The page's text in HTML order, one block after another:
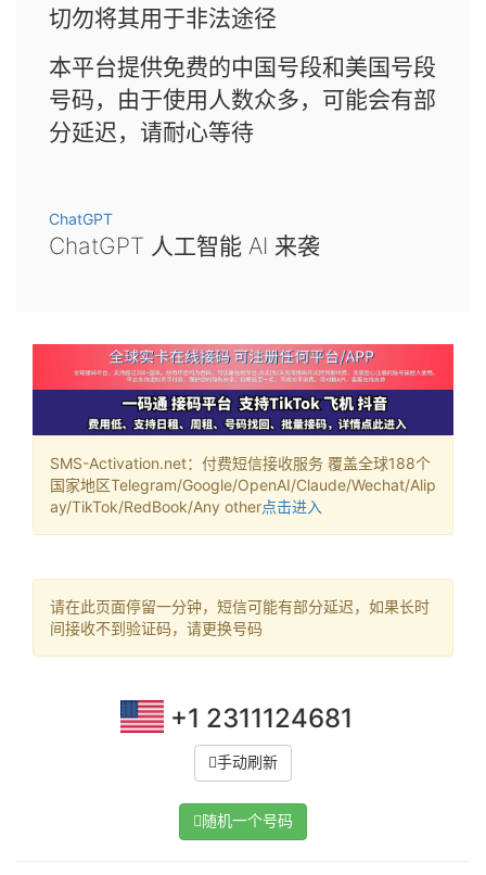
切勿将其用于非法途径
本平台提供免费的中国号段和美国号段
号码，由于使用人数众多，可能会有部
分延迟，请耐心等待
ChatGPT
ChatGPT 人工智能 AI 来袭
SMS-Activation.net：付费短信接收服务 覆盖全球188个
国家地区Telegram/Google/OpenAI/Claude/Wechat/Alip
ay/TikTok/RedBook/Any other点击进入
请在此页面停留一分钟，短信可能有部分延迟，如果长时
间接收不到验证码，请更换号码
+1 2311124681
手动刷新
随机一个号码